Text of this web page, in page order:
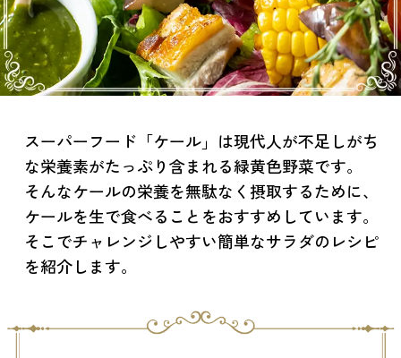
スーパーフード「ケール」は現代人が不足しがち
な栄養素がたっぷり含まれる緑黄色野菜です。
そんなケールの栄養を無駄なく摂取するために、
ケールを生で食べることをおすすめしています。
そこでチャレンジしやすい簡単なサラダのレシピ
を紹介します。